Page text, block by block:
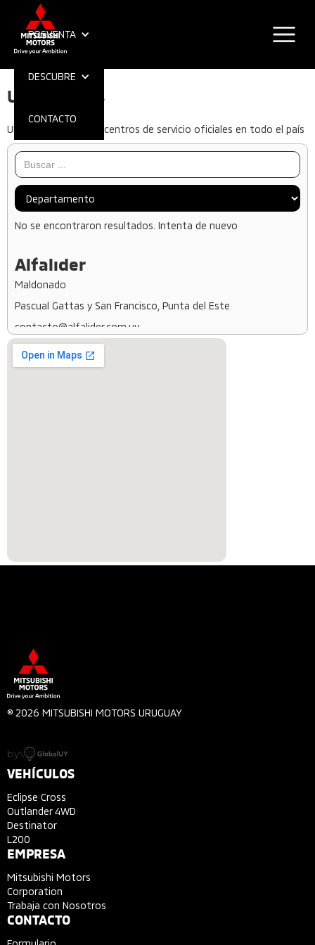
POSVENTA
DESCUBRE
CONTACTO
Ubicaciones
Ubicá fácilmente los centros de servicio oficiales en todo el país
No se encontraron resultados. Intenta de nuevo
Alfalider
Maldonado
Pascual Gattas y San Francisco, Punta del Este
contacto@alfalider.com.uy
091820207
Departamento de Colonia
Bielcar
Montevideo
La Paz 2028, 11800 Montevideo
mboada@bielcar.com.uy
Bypass
By Pass de ruta 30, número 164, 55000 Artigas,
Departamento de Artigas
098363570
Canepas
Canelones
Franklin Delano Roosevelt 830, Pando
© 2026 MITSUBISHI MOTORS URUGUAY
by
VEHÍCULOS
Eclipse Cross
Outlander 4WD
Destinator
L200
EMPRESA
Mitsubishi Motors
Corporation
Trabaja con Nosotros
CONTACTO